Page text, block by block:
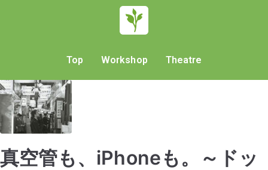
Top Workshop Theatre
真空管も、iPhoneも。～ドッ